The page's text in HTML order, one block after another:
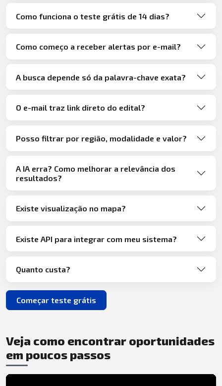
Como funciona o teste grátis de 14 dias?
Como começo a receber alertas por e-mail?
A busca depende só da palavra-chave exata?
O e-mail traz link direto do edital?
Posso filtrar por região, modalidade e valor?
A IA erra? Como melhorar a relevância dos
resultados?
Existe visualização no mapa?
Existe API para integrar com meu sistema?
Quanto custa?
Começar teste grátis
Veja como encontrar oportunidades
em poucos passos